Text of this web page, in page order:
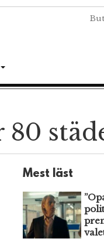
80
Mest läst